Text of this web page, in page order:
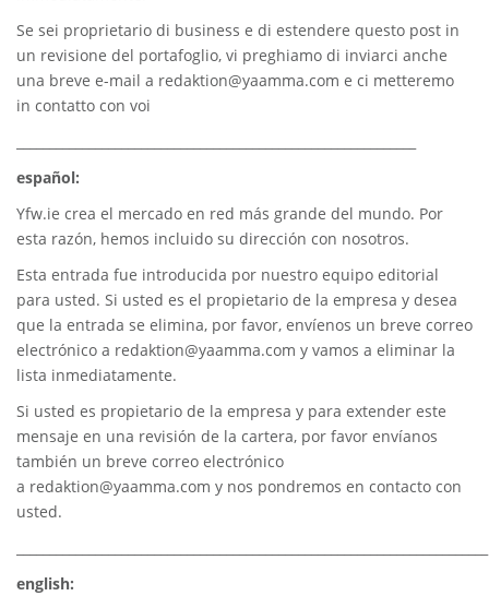
Se sei proprietario di business e di estendere questo post in
un revisione del portafoglio, vi preghiamo di inviarci anche
una breve e-mail a redaktion@yaamma.com e ci metteremo
in contatto con voi
español:
Yfw.ie crea el mercado en red más grande del mundo. Por
esta razón, hemos incluido su dirección con nosotros.
Esta entrada fue introducida por nuestro equipo editorial
para usted. Si usted es el propietario de la empresa y desea
que la entrada se elimina, por favor, envíenos un breve correo
electrónico a redaktion@yaamma.com y vamos a eliminar la
lista inmediatamente.
Si usted es propietario de la empresa y para extender este
mensaje en una revisión de la cartera, por favor envíanos
también un breve correo electrónico
a redaktion@yaamma.com y nos pondremos en contacto con
usted.
english: